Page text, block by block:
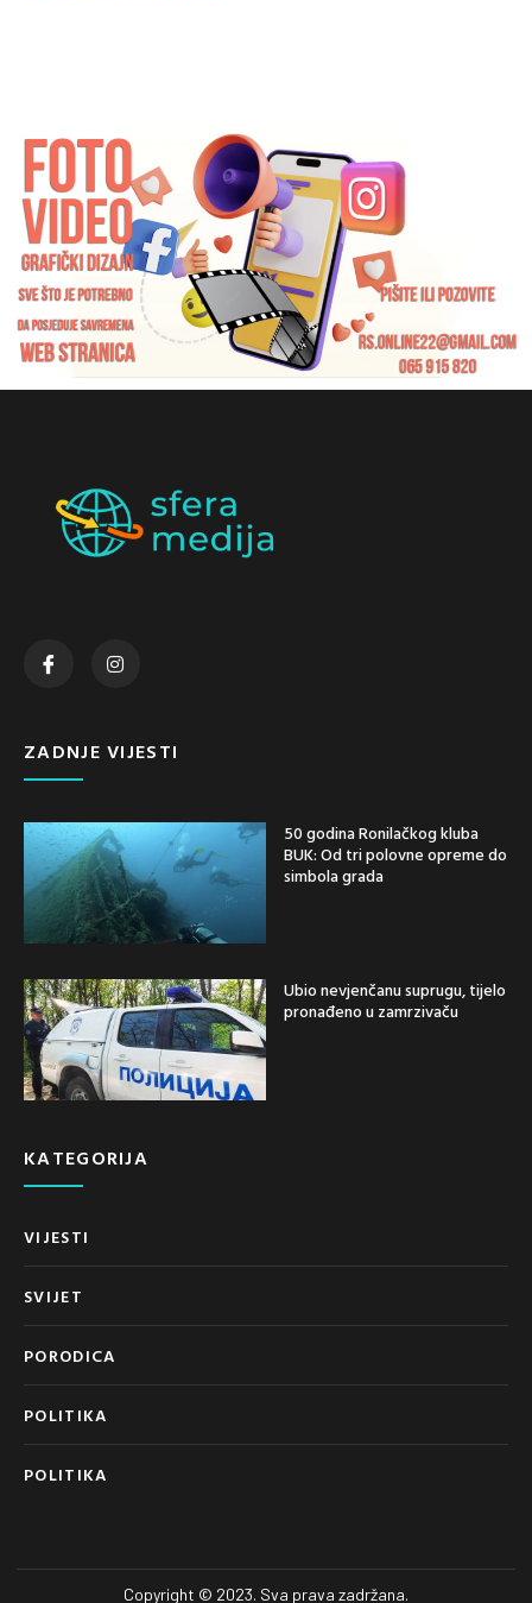
ZADNJE VIJESTI
50 godina Ronilačkog kluba
BUK: Od tri polovne opreme do
simbola grada
Ubio nevjenčanu suprugu, tijelo
pronađeno u zamrzivaču
KATEGORIJA
VIJESTI
SVIJET
PORODICA
POLITIKA
POLITIKA
Copyright © 2023. Sva prava zadržana.